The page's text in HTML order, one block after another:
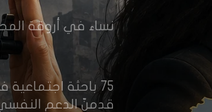
نساء في أروقة
قدمنّ الدعم النفسي